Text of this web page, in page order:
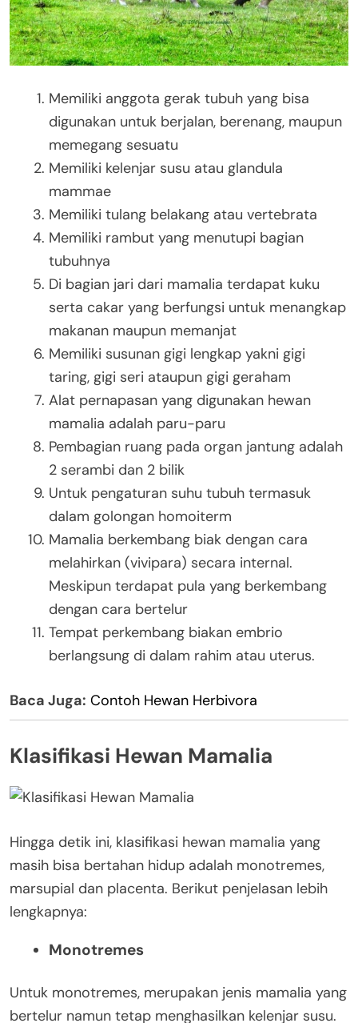
Memiliki anggota gerak tubuh yang bisa
digunakan untuk berjalan, berenang, maupun
memegang sesuatu
Memiliki kelenjar susu atau glandula
mammae
Memiliki tulang belakang atau vertebrata
Memiliki rambut yang menutupi bagian
tubuhnya
Di bagian jari dari mamalia terdapat kuku
serta cakar yang berfungsi untuk menangkap
makanan maupun memanjat
Memiliki susunan gigi lengkap yakni gigi
taring, gigi seri ataupun gigi geraham
Alat pernapasan yang digunakan hewan
mamalia adalah paru-paru
Pembagian ruang pada organ jantung adalah
2 serambi dan 2 bilik
Untuk pengaturan suhu tubuh termasuk
dalam golongan homoiterm
Mamalia berkembang biak dengan cara
melahirkan (vivipara) secara internal.
Meskipun terdapat pula yang berkembang
dengan cara bertelur
Tempat perkembang biakan embrio
berlangsung di dalam rahim atau uterus.
Baca Juga: Contoh Hewan Herbivora
Klasifikasi Hewan Mamalia
Hingga detik ini, klasifikasi hewan mamalia yang
masih bisa bertahan hidup adalah monotremes,
marsupial dan placenta. Berikut penjelasan lebih
lengkapnya:
Monotremes
Untuk monotremes, merupakan jenis mamalia yang
bertelur namun tetap menghasilkan kelenjar susu.